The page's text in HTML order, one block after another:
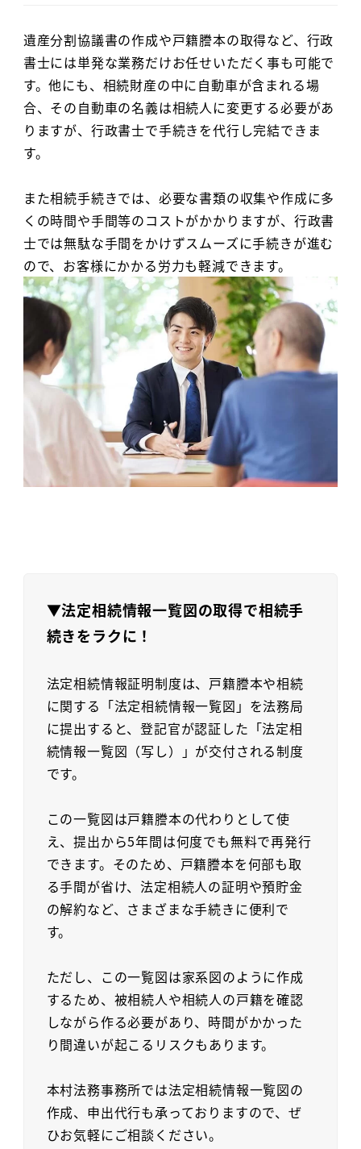
遺産分割協議書の作成や戸籍謄本の取得など、行政
書士には単発な業務だけお任せいただく事も可能で
す。他にも、相続財産の中に自動車が含まれる場
合、その自動車の名義は相続人に変更する必要があ
りますが、行政書士で手続きを代行し完結できま
す。
また相続手続きでは、必要な書類の収集や作成に多
くの時間や手間等のコストがかかりますが、行政書
士では無駄な手間をかけずスムーズに手続きが進む
ので、お客様にかかる労力も軽減できます。
▼法定相続情報一覧図の取得で相続手
続きをラクに！
法定相続情報証明制度は、戸籍謄本や相続
に関する「法定相続情報一覧図」を法務局
に提出すると、登記官が認証した「法定相
続情報一覧図（写し）」が交付される制度
です。
この一覧図は戸籍謄本の代わりとして使
え、提出から5年間は何度でも無料で再発行
できます。そのため、戸籍謄本を何部も取
る手間が省け、法定相続人の証明や預貯金
の解約など、さまざまな手続きに便利で
す。
ただし、この一覧図は家系図のように作成
するため、被相続人や相続人の戸籍を確認
しながら作る必要があり、時間がかかった
り間違いが起こるリスクもあります。
本村法務事務所では法定相続情報一覧図の
作成、申出代行も承っておりますので、ぜ
ひお気軽にご相談ください。